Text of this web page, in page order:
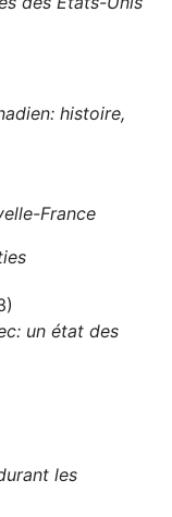
histoire,
France
un état des
les